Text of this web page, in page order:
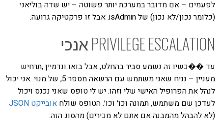
לפעמים – אם מדובר במערכת יותר פשוטה – יש שדה בוליאני
(כלומר נכון/לא נכון) של isAdmin. אבל זו פרקטיקה גרועה.
PRIVILEGE ESCALATION אנכי
עד ��כשיו זה נשמע סביר בהחלט, אבל בואו ונדמיין ,תרחיש
מעניין – נניח שאני משתמש עם הרשאה מספר 5, של מנוי. אני יכול
לנהל את הפרופיל האישי שלי וזהו. יש לי טופס שאני נכנס ויכול
לעדכן שם משתמש, תמונה וכו׳ וכו׳. הטופס שולח אובייקט JSON
(לא להבהל מהמבנה אם אתם לא מכירים) מהסוג הזה: